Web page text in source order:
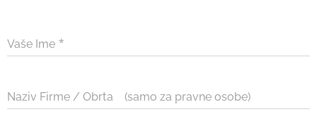
Vaše Ime
Naziv Firme / Obrta (samo za pravne osobe)